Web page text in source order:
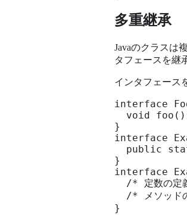
多重継承
Javaのクラスは
タフェースを継
インタフェース
interface
void
}
interface
public
}
interface
/* 定数の定
/* メソッド
}